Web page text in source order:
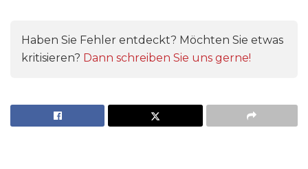
Haben Sie Fehler entdeckt? Möchten Sie etwas
kritisieren? Dann schreiben Sie uns gerne!